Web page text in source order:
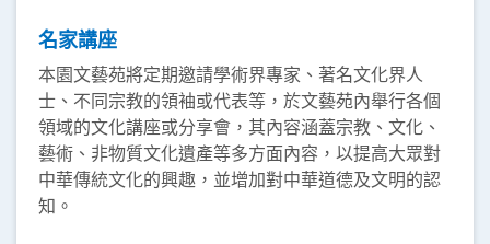
名家講座
本園文藝苑將定期邀請學術界專家、著名文化界人
士、不同宗教的領袖或代表等，於文藝苑內舉行各個
領域的文化講座或分享會，其內容涵蓋宗教、文化、
藝術、非物質文化遺產等多方面內容，以提高大眾對
中華傳統文化的興趣，並增加對中華道德及文明的認
知。